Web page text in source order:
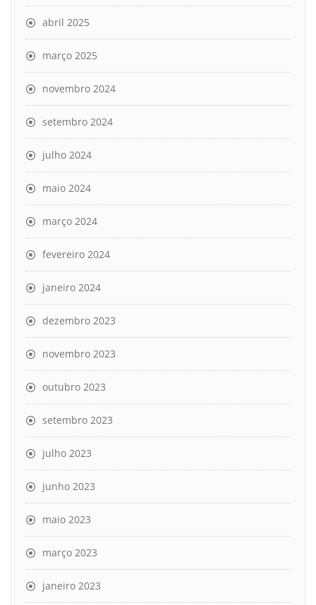
abril 2025
março 2025
novembro 2024
setembro 2024
julho 2024
maio 2024
março 2024
fevereiro 2024
janeiro 2024
dezembro 2023
novembro 2023
outubro 2023
setembro 2023
julho 2023
junho 2023
maio 2023
março 2023
janeiro 2023